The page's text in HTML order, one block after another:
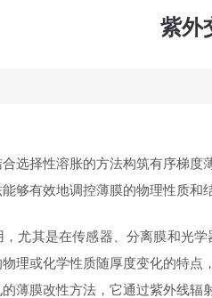
紫外
选择性溶胀的方法构筑有序梯
够有效地调控薄膜的物理性质和
尤其是在传感器、分离膜和光
理或化学性质随厚度变化的特
薄膜改性方法，它通过紫外线